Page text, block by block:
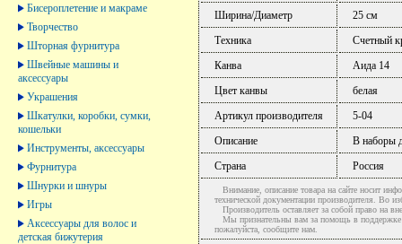
Бисероплетение и макраме
Творчество
Шторная фурнитура
Швейные машины и
аксессуары
Украшения
Шкатулки, коробки, сумки,
кошельки
Инструменты, аксессуары
Фурнитура
Шнурки и шнуры
Игры
Аксессуары для волос и
детская бижутерия
Ширина/Диаметр
25 см
Техника
Счетный
Канва
Аида 14
Цвет канвы
белая
Артикул производителя
5-04
Описание
В наборы
Страна
Россия
Внимание, описание товара на сайте носит
технической документации производителя. Во
Производитель оставляет за собой право на
Мы признательны вам за помощь в поддержке
пожалуйста, сообщите нам.